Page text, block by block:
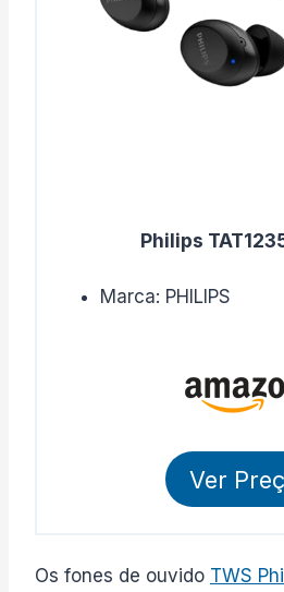
Philips
Marca: PHILIPS
Ver
Os fones de ouvido TWS